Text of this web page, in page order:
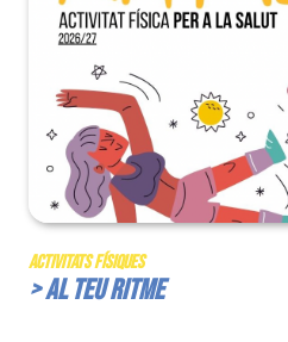
Activitats Físiques
> Al teu ritme